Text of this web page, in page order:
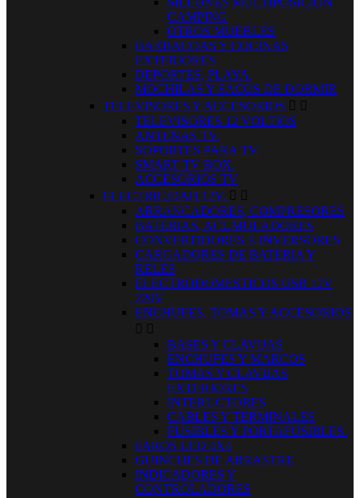
CAMPING
OTROS MUEBLES
BARBACOAS Y COCINAS
EXTERIORES
DEPORTES, PLAYA.
MOCHILAS Y SACOS DE DORMIR
TELEVISORES Y ACCESORIOS  
TELEVISORES 12 VOLTIOS
ANTENAS TV.
SOPORTES PARA TV.
SMART TV BOX.
ACCESORIOS TV
ELECTRICIDAD 12V.  
ARRANCADORES, COMPRESORES
BATERIAS, ACUMULADORES
CONVERTIDORES E INVERSORES
CARGADORES DE BATERIA Y
RELES
ELECTRODOMESTICOS USB 12V
220V
ENCHUFES, TOMAS Y ACCESORIOS
 
BASES Y CLAVIJAS
ENCHUFES Y MARCOS
TOMAS Y CLAVIJAS
EXTERIORES
INTERUCTORES
CABLES Y TERMINALES
FUSIBLES Y PORTAFUSIBLES.
FAROS LED 4X4
GUINCHES DE ARRASTRE
INDICADORES Y
CONTROLADORES